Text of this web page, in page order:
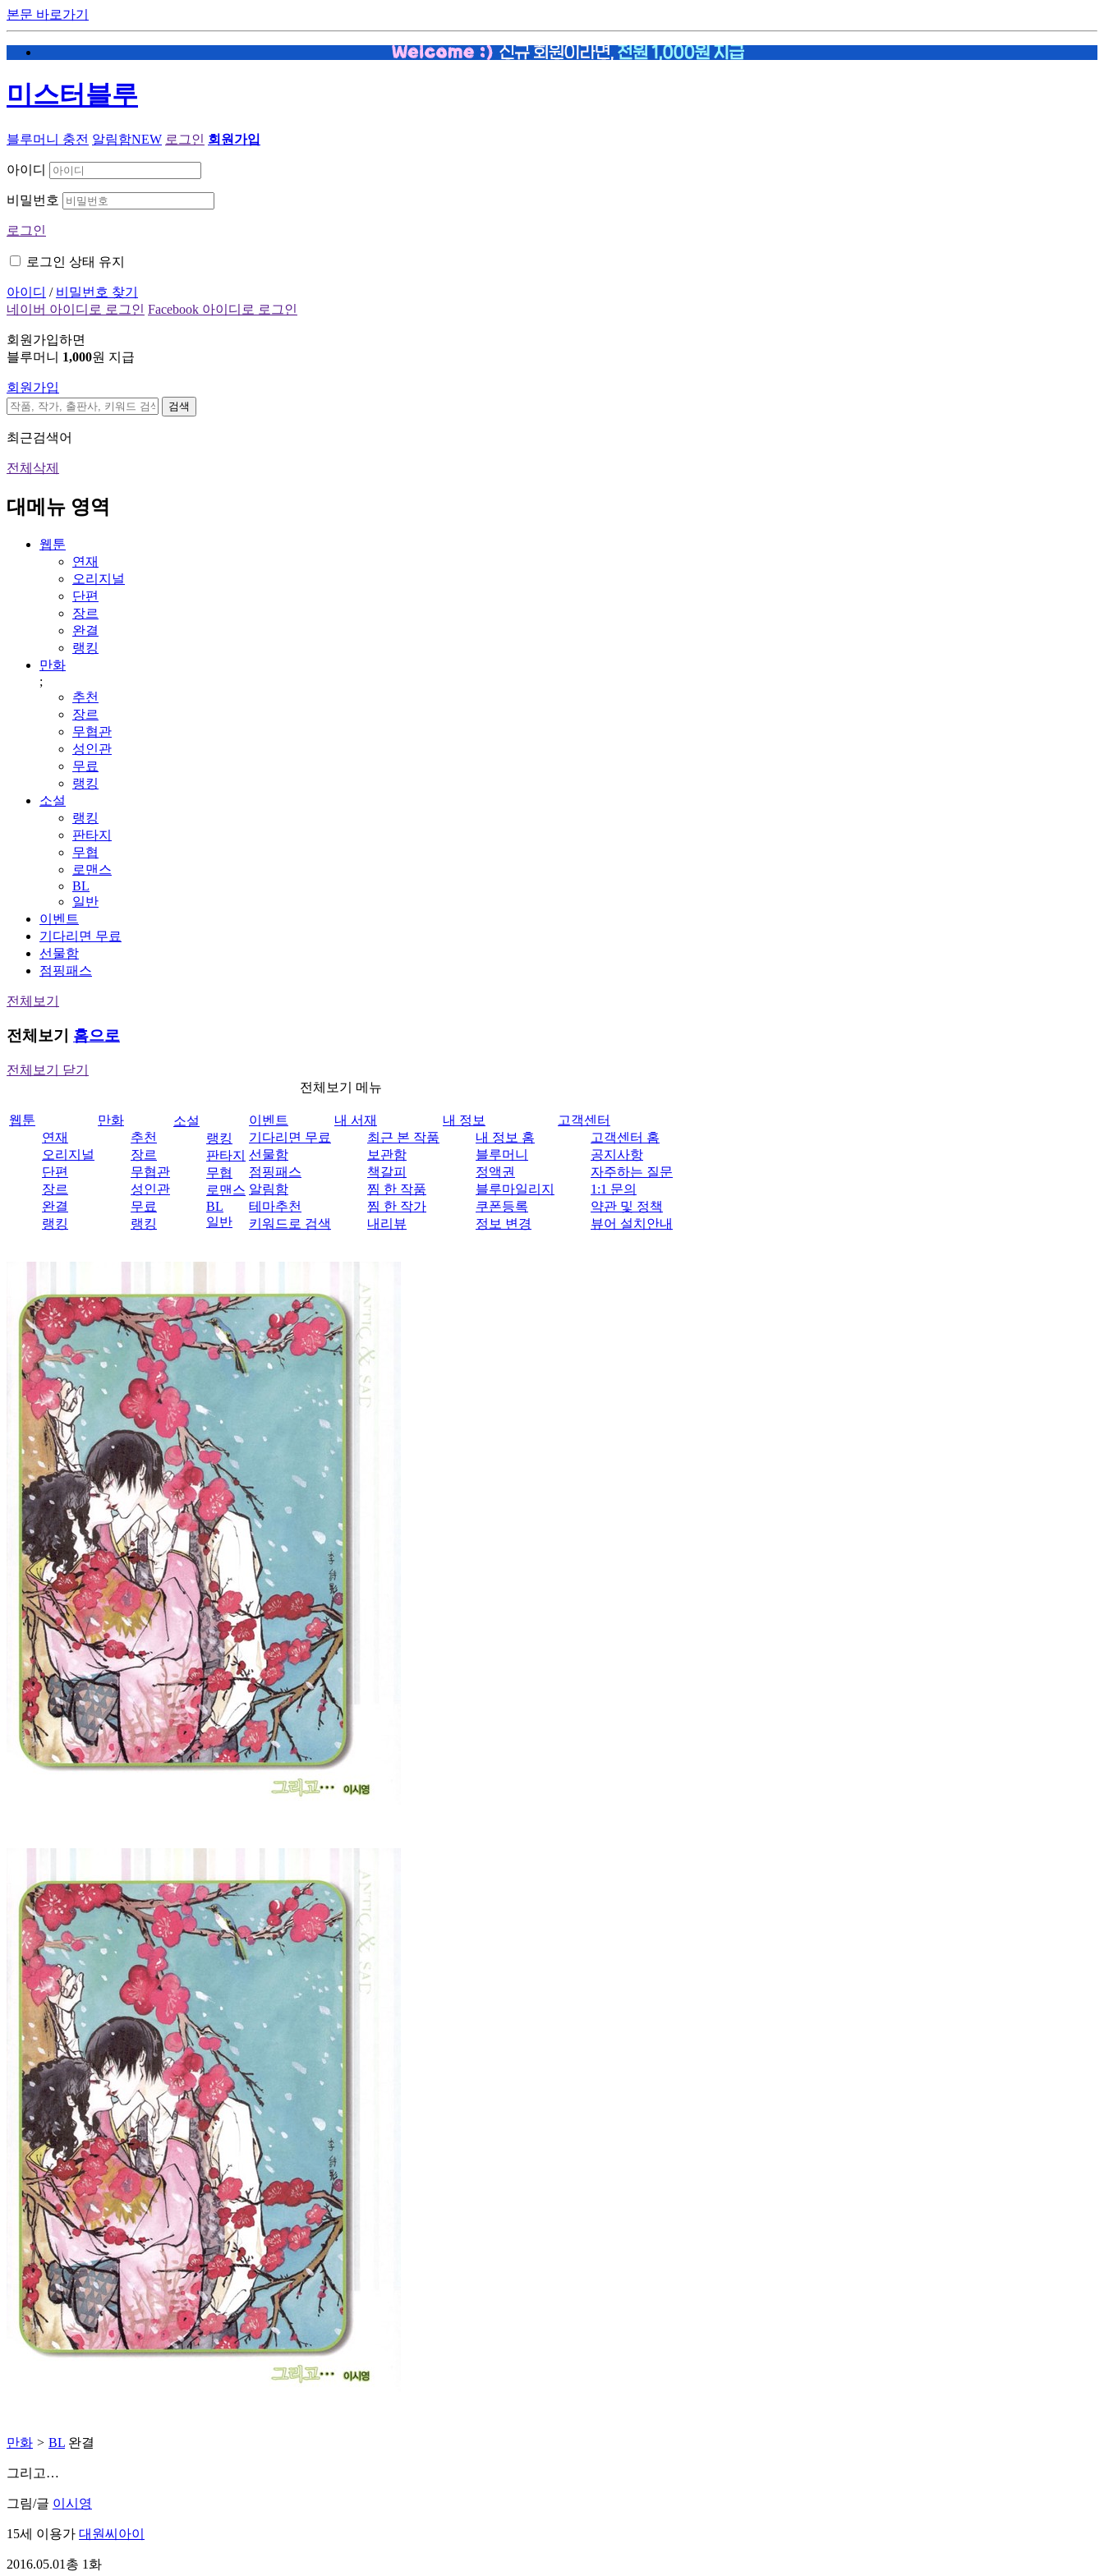
본문 바로가기
미스터블루
블루머니 충전 알림함NEW 로그인 회원가입
아이디
비밀번호
로그인
로그인 상태 유지
아이디 / 비밀번호 찾기
네이버 아이디로 로그인 Facebook 아이디로 로그인
회원가입하면
블루머니 1,000원 지급
회원가입
검색
최근검색어
전체삭제
대메뉴 영역
웹툰
연재
오리지널
단편
장르
완결
랭킹
만화
;
추천
장르
무협관
성인관
무료
랭킹
소설
랭킹
판타지
무협
로맨스
BL
일반
이벤트
기다리면 무료
선물함
점핑패스
전체보기
전체보기 홈으로
전체보기 닫기
전체보기 메뉴
웹툰
연재
오리지널
단편
장르
완결
랭킹
만화
추천
장르
무협관
성인관
무료
랭킹
소설
랭킹
판타지
무협
로맨스
BL
일반
이벤트
기다리면 무료
선물함
점핑패스
알림함
테마추천
키워드로 검색
내 서재
최근 본 작품
보관함
책갈피
찜 한 작품
찜 한 작가
내리뷰
내 정보
내 정보 홈
블루머니
정액권
블루마일리지
쿠폰등록
정보 변경
고객센터
고객센터 홈
공지사항
자주하는 질문
1:1 문의
약관 및 정책
뷰어 설치안내
만화 > BL 완결
그리고…
그림/글 이시영
15세 이용가 대원씨아이
2016.05.01 총 1화